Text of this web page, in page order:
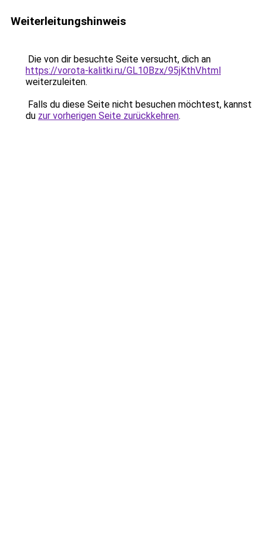
Weiterleitungshinweis
Die von dir besuchte Seite versucht, dich an
https://vorota-kalitki.ru/GL10Bzx/95jKthV.html
weiterzuleiten.
Falls du diese Seite nicht besuchen möchtest, kannst
du zur vorherigen Seite zurückkehren.